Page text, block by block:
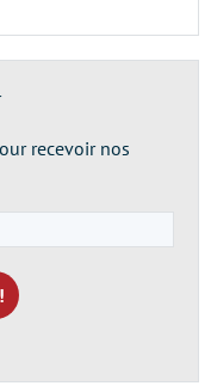
recevoir nos